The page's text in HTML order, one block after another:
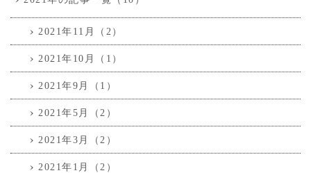
2021年11月（2）
2021年10月（1）
2021年9月（1）
2021年5月（2）
2021年3月（2）
2021年1月（2）